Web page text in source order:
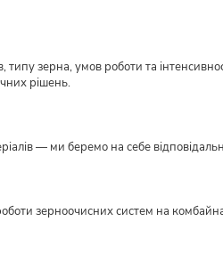
зерна, умов роботи та
рішень.
— ми беремо на себе
зерноочисних систем на